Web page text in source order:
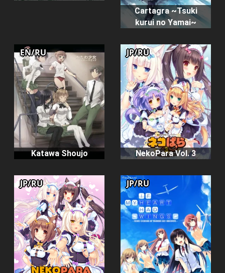
Cartagra ~Tsuki
kurui no Yamai~
Katawa Shoujo
EN/RU
NekoPara Vol. 3
JP/RU
JP/RU JP/RU